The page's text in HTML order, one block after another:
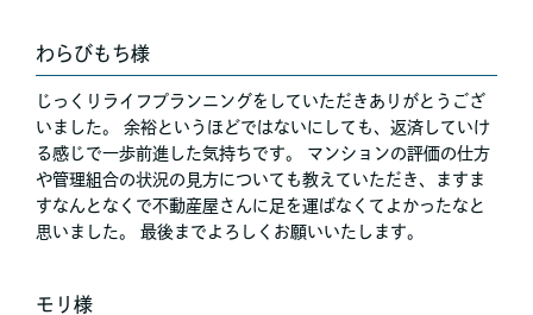
わらびもち様
じっくりライフプランニングをしていただきありがとうござ
いました。 余裕というほどではないにしても、返済していけ
る感じで一歩前進した気持ちです。 マンションの評価の仕方
や管理組合の状況の見方についても教えていただき、ますま
すなんとなくで不動産屋さんに足を運ばなくてよかったなと
思いました。 最後までよろしくお願いいたします。
モリ様